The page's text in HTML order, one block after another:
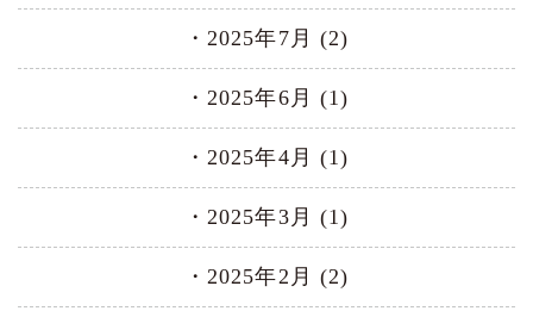
2025年7月 (2)
2025年6月 (1)
2025年4月 (1)
2025年3月 (1)
2025年2月 (2)